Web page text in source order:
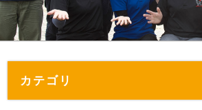
カテゴリ